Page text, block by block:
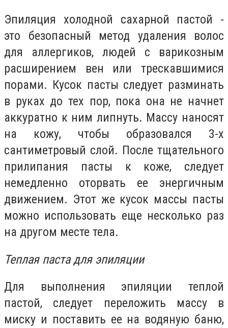
Эпиляция холодной сахарной пастой -
это безопасный метод удаления волос
для аллергиков, людей с варикозным
расширением вен или трескавшимися
порами. Кусок пасты следует разминать
в руках до тех пор, пока она не начнет
аккуратно к ним липнуть. Массу наносят
на кожу, чтобы образовался 3-х
сантиметровый слой. После тщательного
прилипания пасты к коже, следует
немедленно оторвать ее энергичным
движением. Этот же кусок массы пасты
можно использовать еще несколько раз
на другом месте тела.
Теплая паста для эпиляции
Для выполнения эпиляции теплой
пастой, следует переложить массу в
миску и поставить ее на водяную баню,